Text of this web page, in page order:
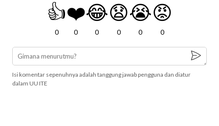
👍
0
❤️
0
😂
0
😧
0
😭
0
😡
0
Isi komentar sepenuhnya adalah tanggung jawab pengguna dan diatur
dalam UU ITE